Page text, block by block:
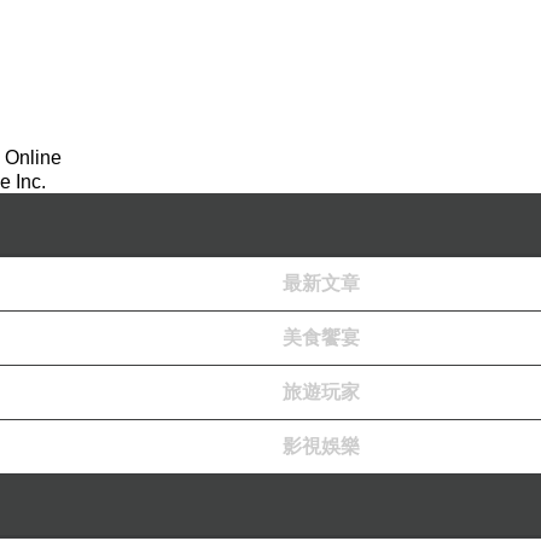
Online
Inc.
最新文章
美食饗宴
旅遊玩家
影視娛樂